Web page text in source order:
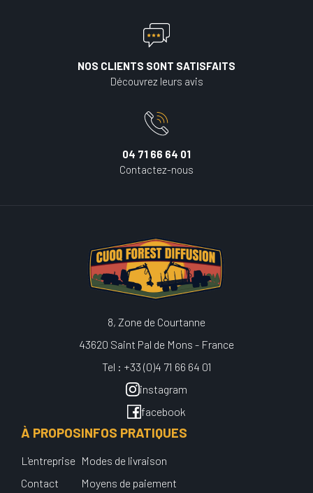
NOS CLIENTS SONT SATISFAITS
Découvrez leurs avis
04 71 66 64 01
Contactez-nous
8, Zone de Courtanne
43620 Saint Pal de Mons - France
Tel : +33 (0)4 71 66 64 01
instagram
facebook
À PROPOS
L'entreprise
Contact
INFOS PRATIQUES
Modes de livraison
Moyens de paiement